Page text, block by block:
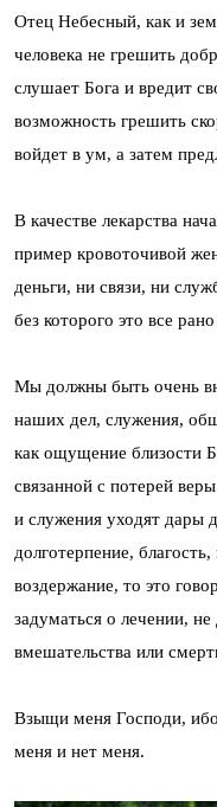
Отец Небесный, как и
человека не грешить
слушает Бога и вредит
возможность грешить
войдет в ум, а затем
В качестве лекарства
пример кровоточивой
деньги, ни связи, ни
без которого это все
Мы должны быть очень
наших дел, служения,
как ощущение близости
связанной с потерей
и служения уходят дары
долготерпение,
воздержание, то это
задуматься о лечении,
вмешательства или
Взыщи меня Господи,
меня и нет меня.